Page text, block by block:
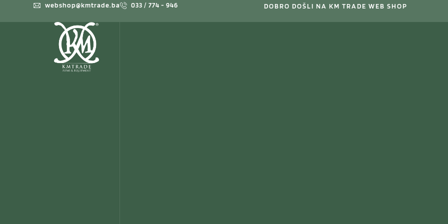
webshop@kmtrade.ba 033 / 774 - 946 DOBRO DOŠLI NA KM TRADE WEB SHOP